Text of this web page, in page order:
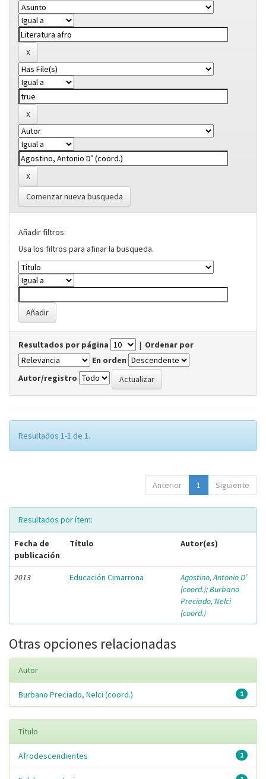
Comenzar nueva busqueda
Añadir filtros:
Usa los filtros para afinar la busqueda.
Resultados por página | Ordenar por
En orden
Autor/registro
Resultados 1-1 de 1.
Anterior 1 Siguiente
Resultados por ítem:
Fecha de
publicación
Título Autor(es)
2013 Educación Cimarrona
Agostino, Antonio D’
(coord.);Burbano
Preciado, Nelci
(coord.)
Otras opciones relacionadas
Autor
1
Burbano Preciado, Nelci (coord.)
Título
1
Afrodescendientes